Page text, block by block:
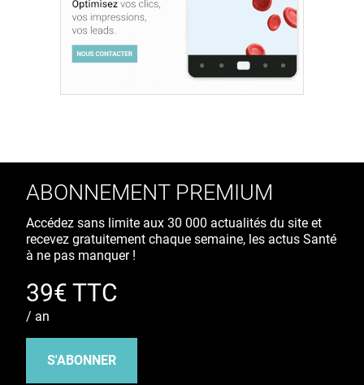
ABONNEMENT PREMIUM
Accédez sans limite aux 30 000 actualités du site et
recevez gratuitement chaque semaine, les actus Santé
à ne pas manquer !
39€ TTC
/ an
S'ABONNER